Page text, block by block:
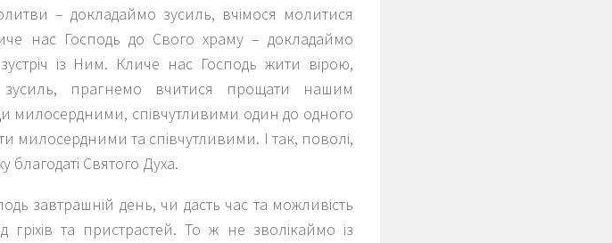
– докладаймо зусиль, вчімося молитися
нас Господь до Свого храму – докладаймо
із Ним. Кличе нас Господь жити вірою,
прагнемо вчитися прощати нашим
милосердними, співчутливими один до одного
милосердними та співчутливими. І так, поволі,
благодаті Святого Духа.
завтрашній день, чи дасть час та можливість
гріхів та пристрастей. То ж не зволікаймо із